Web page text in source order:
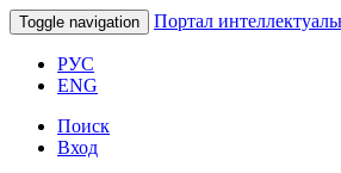
Toggle navigation Портал
РУС
ENG
Поиск
Вход